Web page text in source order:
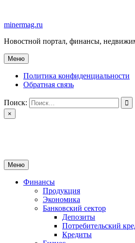
содержимому
minermag.ru
Новостной портал, финансы,
Меню
Политика конфиденциальности
Обратная связь
Поиск:
×
Меню
Финансы
Продукция
Экономика
Банковский сектор
Депозиты
Потребительский
Кредиты